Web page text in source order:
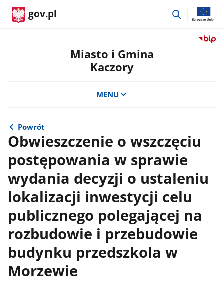
gov.pl
przejdź
Przejdź
Miasto i Gmina
Kaczory
MENU
Powrót
Obwieszczenie o wszczęciu
postępowania w sprawie
wydania decyzji o ustaleniu
lokalizacji inwestycji celu
publicznego polegającej na
rozbudowie i przebudowie
budynku przedszkola w
Morzewie